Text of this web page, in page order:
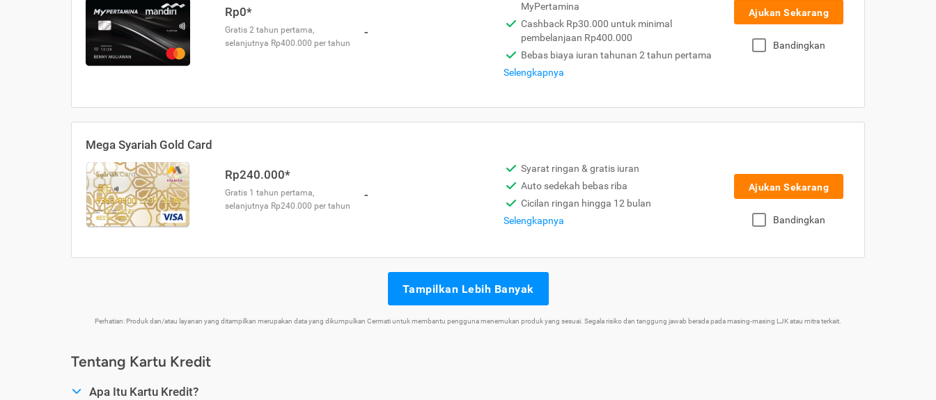
Rp0*
Gratis 2 tahun pertama,
selanjutnya Rp400.000 per tahun
-
MyPertamina
Cashback Rp30.000 untuk minimal
pembelanjaan Rp400.000
Bebas biaya iuran tahunan 2 tahun pertama
Selengkapnya
Ajukan Sekarang
Bandingkan
Mega Syariah Gold Card
Rp240.000*
Gratis 1 tahun pertama,
selanjutnya Rp240.000 per tahun
-
Syarat ringan & gratis iuran
Auto sedekah bebas riba
Cicilan ringan hingga 12 bulan
Selengkapnya
Ajukan Sekarang
Bandingkan
Tampilkan Lebih Banyak
Perhatian: Produk dan/atau layanan yang ditampilkan merupakan data yang dikumpulkan Cermati untuk membantu pengguna menemukan produk yang sesuai. Segala risiko dan tanggung jawab berada pada masing-masing LJK atau mitra terkait.
Tentang Kartu Kredit
Apa Itu Kartu Kredit?